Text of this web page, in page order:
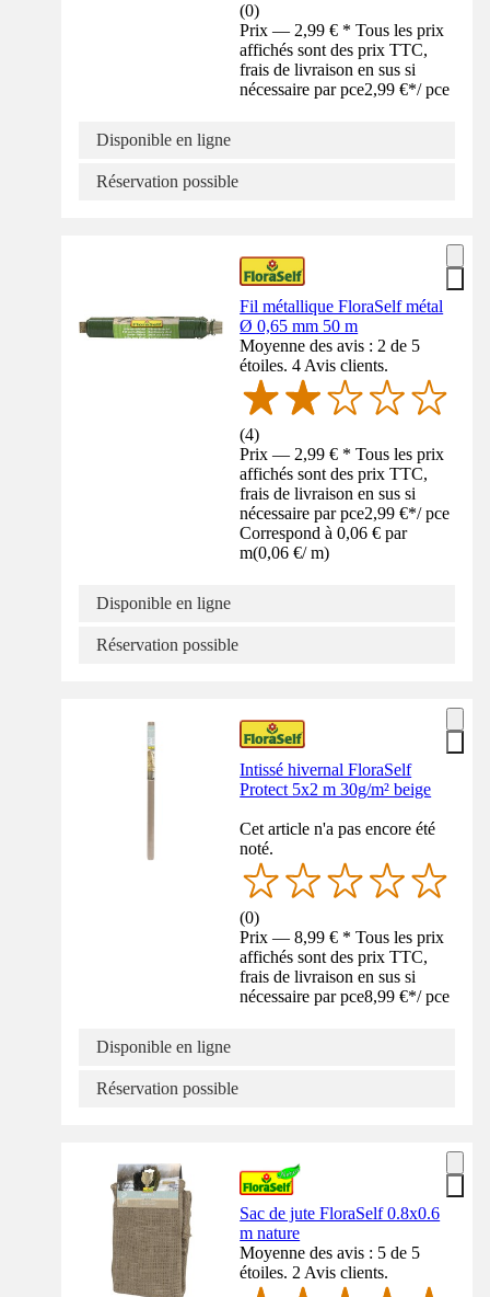
(0)
Prix — 2,99 € * Tous les prix
affichés sont des prix TTC,
frais de livraison en sus si
nécessaire par pce2,99 €*/ pce
Disponible en ligne
Réservation possible
Fil métallique FloraSelf métal
Ø 0,65 mm 50 m
Moyenne des avis : 2 de 5
étoiles. 4 Avis clients.
(4)
Prix — 2,99 € * Tous les prix
affichés sont des prix TTC,
frais de livraison en sus si
nécessaire par pce2,99 €*/ pce
Correspond à 0,06 € par
m(0,06 €/ m)
Disponible en ligne
Réservation possible
Intissé hivernal FloraSelf
Protect 5x2 m 30g/m² beige
Cet article n'a pas encore été
noté.
(0)
Prix — 8,99 € * Tous les prix
affichés sont des prix TTC,
frais de livraison en sus si
nécessaire par pce8,99 €*/ pce
Disponible en ligne
Réservation possible
Sac de jute FloraSelf 0.8x0.6
m nature
Moyenne des avis : 5 de 5
étoiles. 2 Avis clients.